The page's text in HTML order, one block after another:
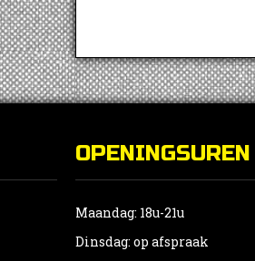
OPENINGSUREN
Maandag: 18u-21u
Dinsdag: op afspraak